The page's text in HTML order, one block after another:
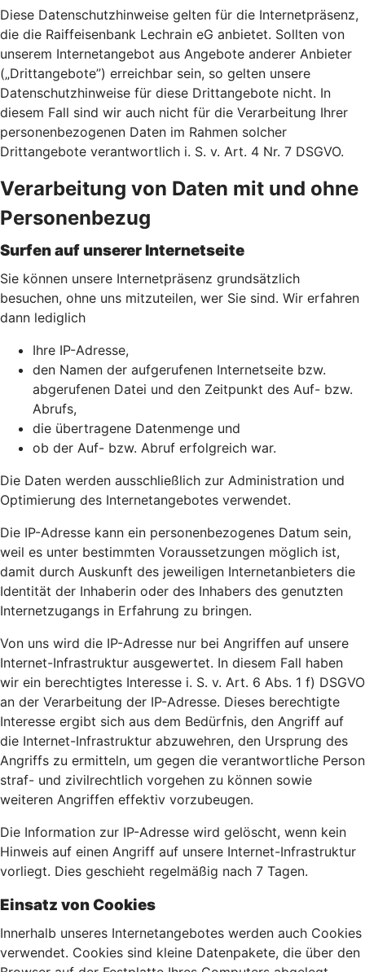
Diese Datenschutzhinweise gelten für die Internetpräsenz,
die die Raiffeisenbank Lechrain eG anbietet. Sollten von
unserem Internetangebot aus Angebote anderer Anbieter
(„Drittangebote”) erreichbar sein, so gelten unsere
Datenschutzhinweise für diese Drittangebote nicht. In
diesem Fall sind wir auch nicht für die Verarbeitung Ihrer
personenbezogenen Daten im Rahmen solcher
Drittangebote verantwortlich i. S. v. Art. 4 Nr. 7 DSGVO.
Verarbeitung von Daten mit und ohne
Personenbezug
Surfen auf unserer Internetseite
Sie können unsere Internetpräsenz grundsätzlich
besuchen, ohne uns mitzuteilen, wer Sie sind. Wir erfahren
dann lediglich
Ihre IP-Adresse,
den Namen der aufgerufenen Internetseite bzw.
abgerufenen Datei und den Zeitpunkt des Auf- bzw.
Abrufs,
die übertragene Datenmenge und
ob der Auf- bzw. Abruf erfolgreich war.
Die Daten werden ausschließlich zur Administration und
Optimierung des Internetangebotes verwendet.
Die IP-Adresse kann ein personenbezogenes Datum sein,
weil es unter bestimmten Voraussetzungen möglich ist,
damit durch Auskunft des jeweiligen Internetanbieters die
Identität der Inhaberin oder des Inhabers des genutzten
Internetzugangs in Erfahrung zu bringen.
Von uns wird die IP-Adresse nur bei Angriffen auf unsere
Internet-Infrastruktur ausgewertet. In diesem Fall haben
wir ein berechtigtes Interesse i. S. v. Art. 6 Abs. 1 f) DSGVO
an der Verarbeitung der IP-Adresse. Dieses berechtigte
Interesse ergibt sich aus dem Bedürfnis, den Angriff auf
die Internet-Infrastruktur abzuwehren, den Ursprung des
Angriffs zu ermitteln, um gegen die verantwortliche Person
straf- und zivilrechtlich vorgehen zu können sowie
weiteren Angriffen effektiv vorzubeugen.
Die Information zur IP-Adresse wird gelöscht, wenn kein
Hinweis auf einen Angriff auf unsere Internet-Infrastruktur
vorliegt. Dies geschieht regelmäßig nach 7 Tagen.
Einsatz von Cookies
Innerhalb unseres Internetangebotes werden auch Cookies
verwendet. Cookies sind kleine Datenpakete, die über den